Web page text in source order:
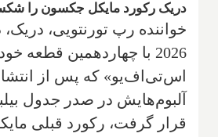
دریک رکورد مایکل جکسون را
2026 با چهاردهمین قطعه
اس‌تی‌اف‌یو» که پس از
قرار گرفت، رکورد قبلی